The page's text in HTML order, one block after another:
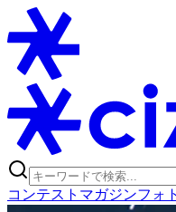
コンテスト マガジンフォ